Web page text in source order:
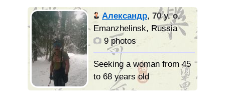
Александр, 70 y. o.
Emanzhelinsk, Russia
9 photos
Seeking a woman from 45
to 68 years old